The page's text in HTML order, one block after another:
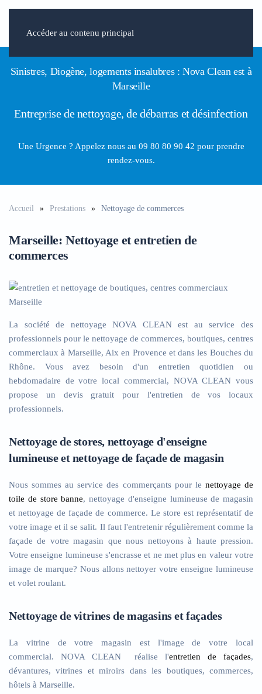
Accéder au contenu principal
Sinistres, Diogène, logements insalubres : Nova Clean est à
Marseille
Entreprise de nettoyage, de débarras et désinfection
Une Urgence ? Appelez nousau 09 80 80 90 42 pour prendre
rendez-vous.
Accueil Prestations Nettoyage de commerces
Marseille: Nettoyage et entretien de
commerces
La société de nettoyage NOVA CLEAN est au service des
professionnels pour le nettoyage de commerces, boutiques, centres
commerciaux à Marseille, Aix en Provence et dans les Bouches du
Rhône. Vous avez besoin d'un entretien quotidien ou
hebdomadaire de votre local commercial, NOVA CLEAN vous
propose un devis gratuit pour l'entretien de vos locaux
professionnels.
Nettoyage de stores, nettoyage d'enseigne
lumineuse et nettoyage de façade de magasin
Nous sommes au service des commerçants pour le nettoyage de
toile de store banne, nettoyage d'enseigne lumineuse de magasin
et nettoyage de façade de commerce. Le store est représentatif de
votre image et il se salit. Il faut l'entretenir régulièrement comme la
façade de votre magasin que nous nettoyons à haute pression.
Votre enseigne lumineuse s'encrasse et ne met plus en valeur votre
image de marque? Nous allons nettoyer votre enseigne lumineuse
et volet roulant.
Nettoyage de vitrines de magasins et façades
La vitrine de votre magasin est l'image de votre local
commercial. NOVA CLEAN réalise l'entretien de façades,
dévantures, vitrines et miroirs dans les boutiques, commerces,
hôtels à Marseille.